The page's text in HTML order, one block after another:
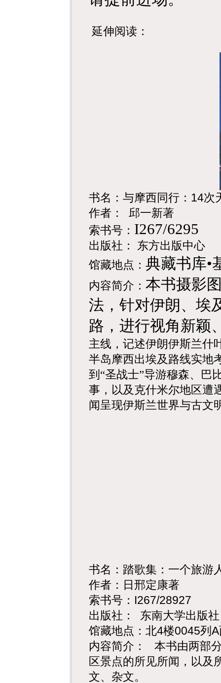
延伸阅读：
书名：与摩西同行： 14次
作者：
邱一新著
索书号： I267/6295
出版社：
东方出版中心
馆藏地点： 典藏书库•
内容简介： 本书摄影
法，针对伊朗、埃
路，进行视角新颖
主线，记述伊朗伊斯兰什
半岛摩西出埃及路线实地
到“圣战士”导游穆森、巴
事，以及克什米尔地区遭
闻呈现伊斯兰世界与古文
书名：踏歌集：一个旅游
作者：日邢定康著
索书号： I267/28927
出版社：
东南大学出版社
馆藏地点：北4楼0045列 A
内容简介：
本书由两部
区景点的所见所闻，以及
文、杂文。